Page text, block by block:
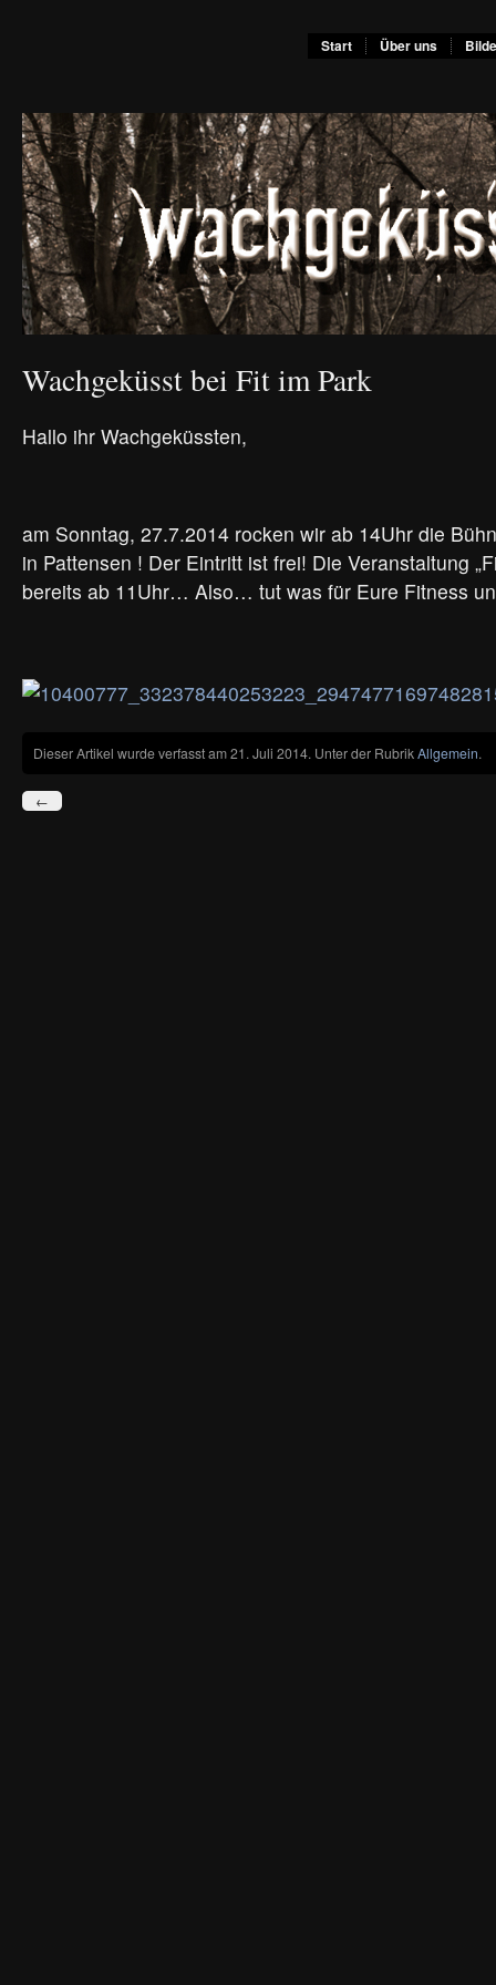
Start Über uns
Wachgeküsst bei Fit im Park
Hallo ihr Wachgeküssten,
am Sonntag, 27.7.2014 rocken wir ab 14Uhr die
in Pattensen ! Der Eintritt ist frei! Die Veranstaltung
bereits ab 11Uhr… Also… tut was für Eure Fitness
Dieser Artikel wurde verfasst am 21. Juli 2014. Unter der RubrikAllgemein.
←